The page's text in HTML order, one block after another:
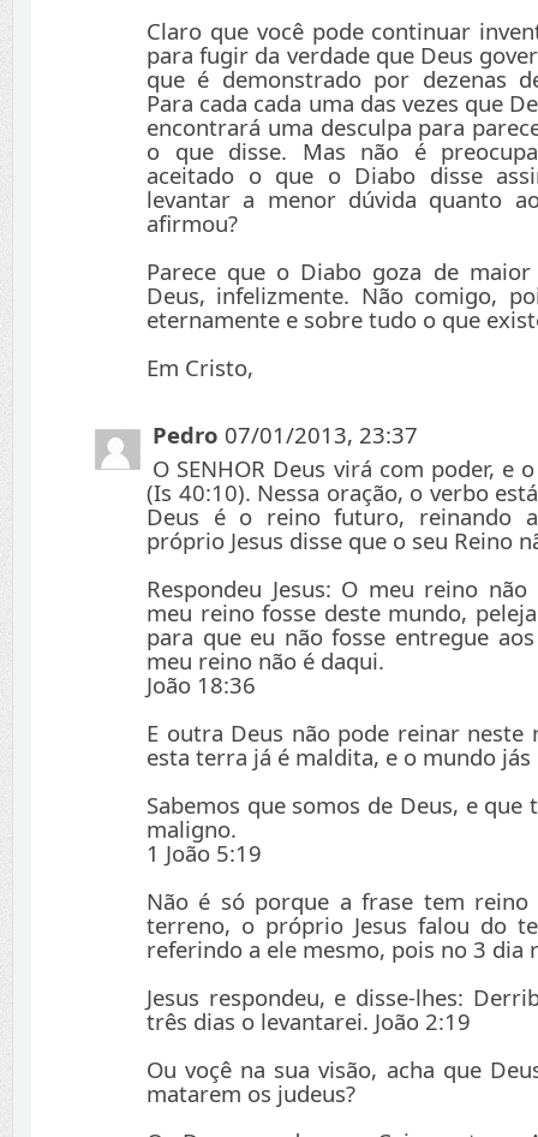
Claro que você pode continuar
para fugir da verdade que Deus
que é demonstrado por dezenas
Para cada cada uma das vezes que
encontrará uma desculpa para
o que disse. Mas não é
aceitado o que o Diabo disse
levantar a menor dúvida quanto
afirmou?
Parece que o Diabo goza de
Deus, infelizmente. Não comigo,
eternamente e sobre tudo o que
Em Cristo,
Pedro 07/01/2013, 23:37
O SENHOR Deus virá com poder, e
(Is 40:10). Nessa oração, o verbo
Deus é o reino futuro, reinando
próprio Jesus disse que o seu Reino
Respondeu Jesus: O meu reino
meu reino fosse deste mundo,
para que eu não fosse entregue
meu reino não é daqui.
João 18:36
E outra Deus não pode reinar neste
esta terra já é maldita, e o mundo
Sabemos que somos de Deus, e
maligno.
1 João 5:19
Não é só porque a frase tem
terreno, o próprio Jesus falou do
referindo a ele mesmo, pois no 3 dia
Jesus respondeu, e disse-lhes:
três dias o levantarei. João 2:19
Ou voçê na sua visão, acha que
matarem os judeus?